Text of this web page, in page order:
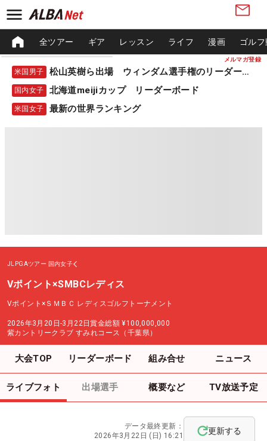
メルマガ登録
全ツアー ギア レッスン ライフ 漫画 ゴル
米国男子 松山英樹ら出場 ウィンダム選手権のリーダーボード
国内女子 北海道meijiカップ リーダーボード
米国女子 最新の世界ランキング
JLPGAツアー 国内女子
Vポイント×SMBCレディス
Vポイント×ＳＭＢＣ レディスゴルフトーナメント
2026年3月20日-3月22日賞金総額 ¥100,000,000
紫カントリークラブ すみれコース（千葉県）
大会TOP リーダーボード 組み合せ ニュース
ライブフォト 出場選手 概要など TV放送予定
データ最終更新：
2026年3月22日 (日) 16:21
更新する